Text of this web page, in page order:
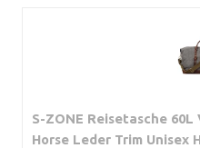
S-ZONE Reisetasche
Horse Leder Trim Unisex